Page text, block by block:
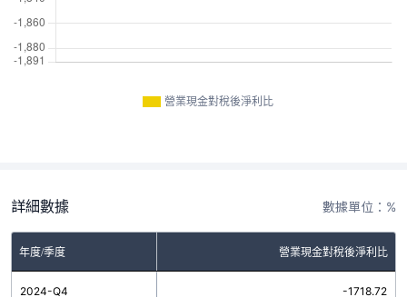
營業現金對稅後淨利比
詳細數據 數據單位：%
年度/季度 營業現金對稅後淨利比
2024-Q4 -1718.72